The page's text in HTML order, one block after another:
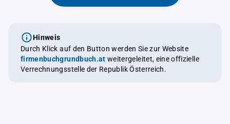
Hinweis
Durch Klick auf den Button werden Sie zur Website
firmenbuchgrundbuch.at weitergeleitet, eine offizielle
Verrechnungsstelle der Republik Österreich.